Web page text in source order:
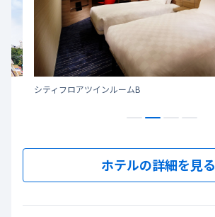
シティフロアツインルームB
ホテルの詳細を見る